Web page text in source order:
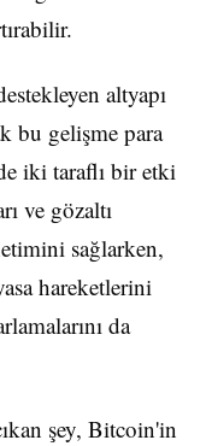
altyapı
bu gelişme para
iki taraflı bir etki
ve gözaltı
sağlarken,
hareketlerini
da
şey, Bitcoin'in